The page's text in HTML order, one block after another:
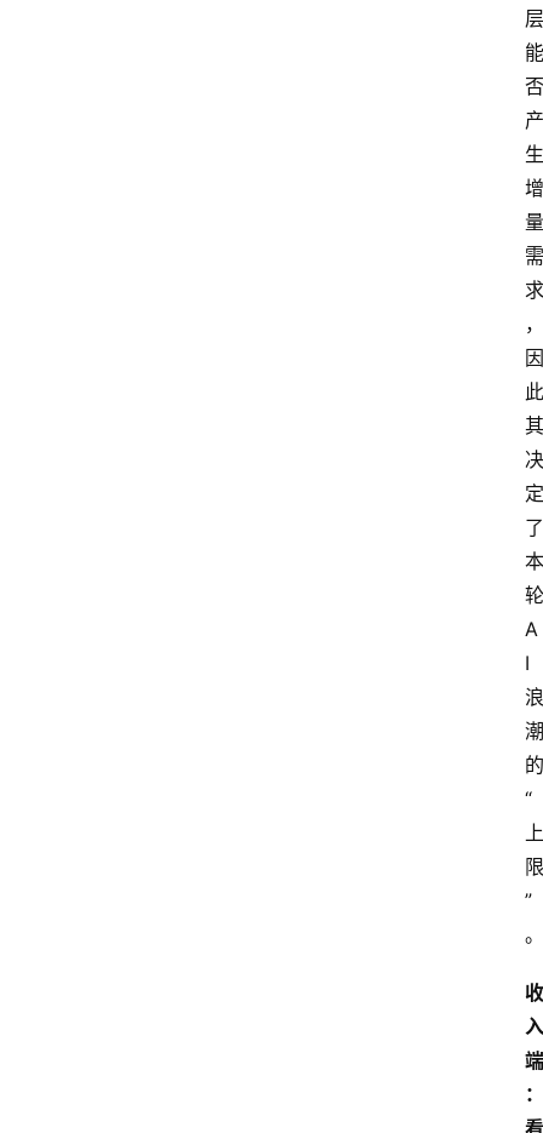
层
能
否
产
生
增
量
需
求
，
因
此
其
决
定
了
本
轮
A
I
浪
潮
的
“
上
限
”
。
收
入
端
：
看